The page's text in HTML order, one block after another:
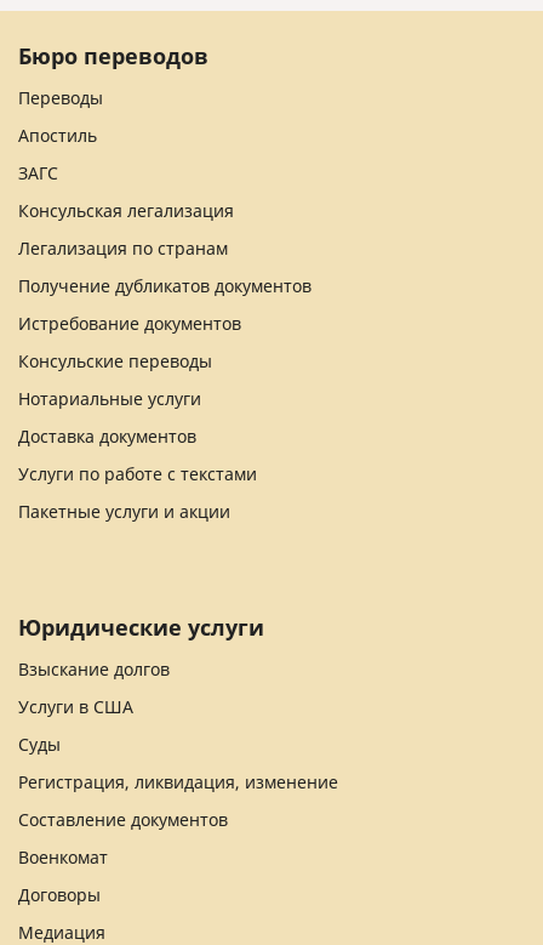
Бюро переводов
Переводы
Апостиль
ЗАГС
Консульская легализация
Легализация по странам
Получение дубликатов документов
Истребование документов
Консульские переводы
Нотариальные услуги
Доставка документов
Услуги по работе с текстами
Пакетные услуги и акции
Юридические услуги
Взыскание долгов
Услуги в США
Суды
Регистрация, ликвидация, изменение
Составление документов
Военкомат
Договоры
Медиация